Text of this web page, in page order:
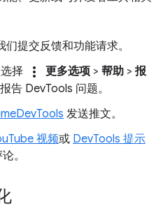
们提交反馈和功能请求。
择
more_vert 更多选项 > 帮助 > 报
报告 DevTools 问题。
发送推文。
视频或 DevTools 提示
。